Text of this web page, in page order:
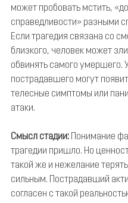
может пробовать мстить,
справедливости» разными
Если трагедия связана со
близкого, человек может
обвинять самого умершего.
пострадавшего могут
телесные симптомы или
атаки.
Смысл стадии: Понимание
трагедии пришло. Но
такой же и нежелание
сильным. Пострадавший
согласен с такой